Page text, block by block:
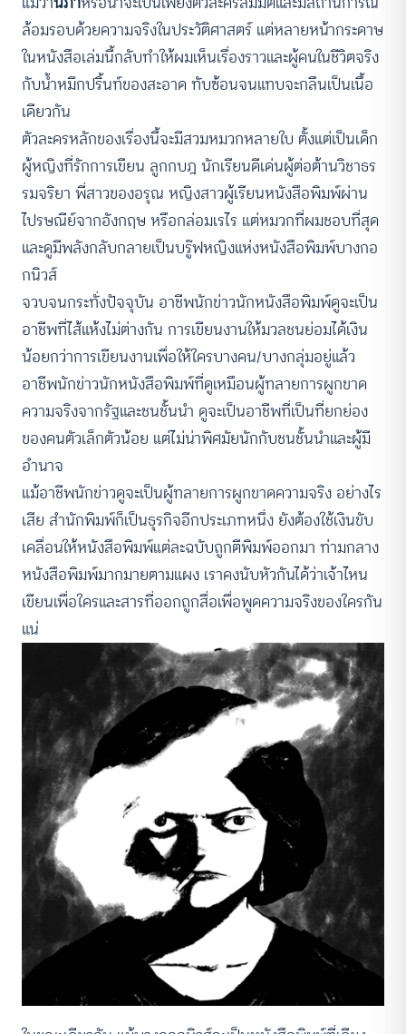
ล้อมรอบด้วยความจริงในประวัติศาสตร์ แต่หลายหน้ากระดาษ
ในหนังสือเล่มนี้กลับทำให้ผมเห็นเรื่องราวและผู้คนในชีวิตจริง
กับน้ำหมึกปริ้นท์ของสะอาด ทับซ้อนจนแทบจะกลืนเป็นเนื้อ
เดียวกัน
ตัวละครหลักของเรื่องนี้จะมีสวมหมวกหลายใบ ตั้งแต่เป็นเด็ก
ผู้หญิงที่รักการเขียน ลูกกบฎ นักเรียนดีเด่นผู้ต่อต้านวิชาธร
รมจริยา พี่สาวของอรุณ หญิงสาวผู้เรียนหนังสือพิมพ์ผ่าน
ไปรษณีย์จากอังกฤษ หรือกล่อมเรไร แต่หมวกที่ผมชอบที่สุด
และดูมีพลังกลับกลายเป็นบรู๊ฟหญิงแห่งหนังสือพิมพ์บางกอ
กนิวส์
จวบจนกระทั่งปัจจุบัน อาชีพนักข่าวนักหนังสือพิมพ์ดูจะเป็น
อาชีพที่ไส้แห้งไม่ต่างกัน การเขียนงานให้มวลชนย่อมได้เงิน
น้อยกว่าการเขียนงานเพื่อให้ใครบางคน/บางกลุ่มอยู่แล้ว
อาชีพนักข่าวนักหนังสือพิมพ์ที่ดูเหมือนผู้ทลายการผูกขาด
ความจริงจากรัฐและชนชั้นนำ ดูจะเป็นอาชีพที่เป็นที่ยกย่อง
ของคนตัวเล็กตัวน้อย แต่ไม่น่าพิศมัยนักกับชนชั้นนำและผู้มี
อำนาจ
แม้อาชีพนักข่าวดูจะเป็นผู้ทลายการผูกขาดความจริง อย่างไร
เสีย สำนักพิมพ์ก็เป็นธุรกิจอีกประเภทหนึ่ง ยังต้องใช้เงินขับ
เคลื่อนให้หนังสือพิมพ์แต่ละฉบับถูกตีพิมพ์ออกมา ท่ามกลาง
หนังสือพิมพ์มากมายตามแผง เราคงนับหัวกันได้ว่าเจ้าไหน
เขียนเพื่อใครและสารที่ออกถูกสื่อเพื่อพูดความจริงของใครกัน
แน่